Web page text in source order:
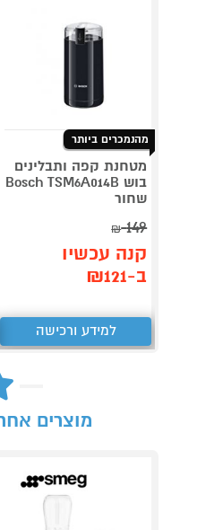
מהנמכרים ביותר
מטחנת קפה ותבלינים
בוש Bosch TSM6A014B
שחור
149
₪
קנה עכשיו
ב-₪121
למידע ורכישה
מוצרים